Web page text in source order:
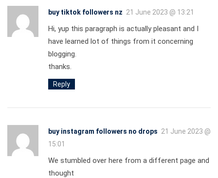
buy tiktok followers nz 21 June 2023 @ 13:21
Hi, yup this paragraph is actually pleasant and I
have learned lot of things from it concerning
blogging.
thanks.
Reply
buy instagram followers no drops 21 June 2023 @
15:01
We stumbled over here from a different page and
thought